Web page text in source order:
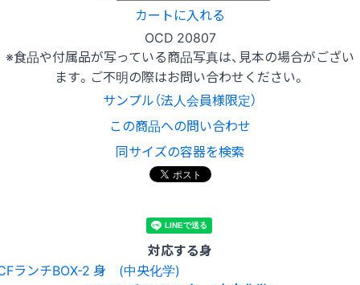
カートに入れる
OCD 20807
※食品や付属品が写っている商品写真は、見本の場合がござい
ます。ご不明の際はお問い合わせください。
サンプル（法人会員様限定）
この商品への問い合わせ
同サイズの容器を検索
対応する身